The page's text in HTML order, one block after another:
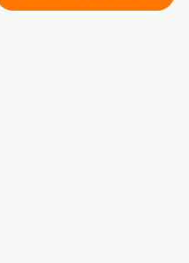
Sèvres • Paul Milet - 190